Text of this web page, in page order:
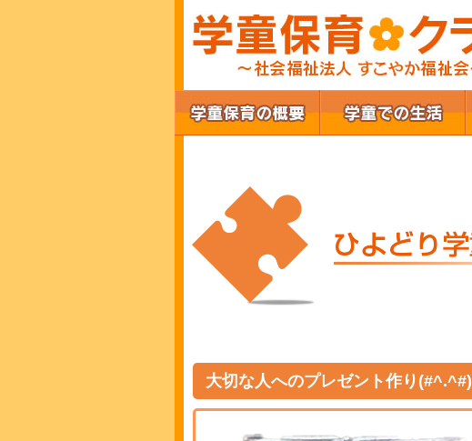
大切な人へのプレゼント作り(#^.^#)